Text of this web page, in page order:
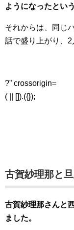
ようになったとい
それからは、同じ
話で盛り上がり、2
?” crossorigin=
( || []).({});
古賀紗理那と
古賀紗理那さんと
ました。